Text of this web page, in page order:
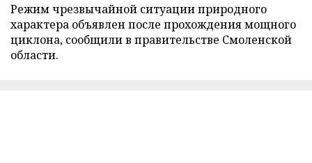
Режим чрезвычайной ситуации природного
характера объявлен после прохождения мощного
циклона, сообщили в правительстве Смоленской
области.